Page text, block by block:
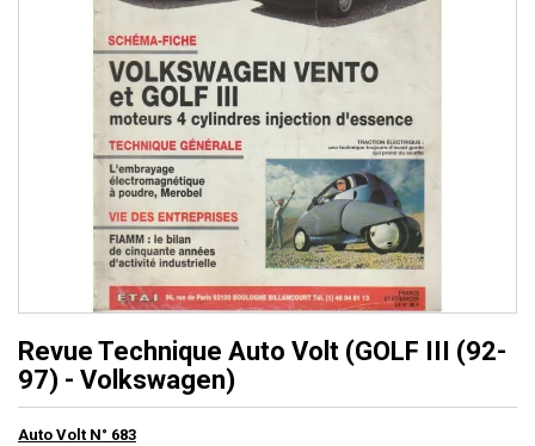
Revue Technique Auto Volt (GOLF III (92-
97) - Volkswagen)
Auto Volt N° 683